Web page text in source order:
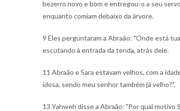
bezerro novo e bom e entregou-o a seu
enquanto comiam debaixo da árvore.
9 Eles perguntaram a Abraão: "Onde está
escutando à entrada da tenda, atrás dele.
11 Abraão e Sara estavam velhos, com a
idosa, sendo meu senhor também já velho?".
13 Yahweh disse a Abraão: "Por qual motivo